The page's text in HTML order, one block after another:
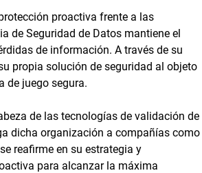
proactiva frente a las
de Seguridad de Datos mantiene el
de información. A través de su
propia solución de seguridad al objeto
de juego segura.
de las tecnologías de validación de
dicha organización a compañías como
reafirme en su estrategia y
para alcanzar la máxima